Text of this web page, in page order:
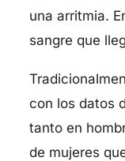
una arritmia.
sangre que
con los datos
tanto en
de mujeres